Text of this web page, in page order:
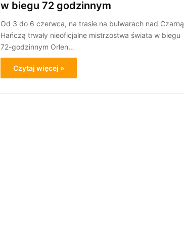
w biegu 72 godzinnym
Od 3 do 6 czerwca, na trasie na bulwarach nad Czarną
Hańczą trwały nieoficjalne mistrzostwa świata w biegu
72-godzinnym Orlen…
Czytaj więcej »